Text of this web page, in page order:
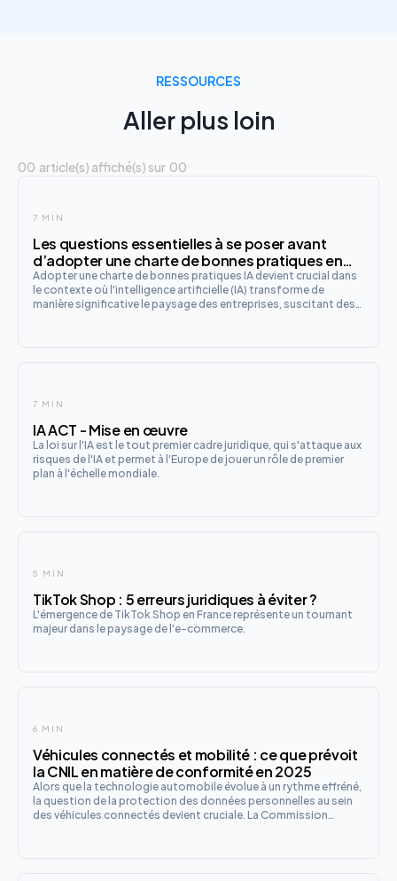
RESSOURCES
Aller plus loin
00 article(s) affiché(s) sur 00
7 MIN
Les questions essentielles à se poser avant
d’adopter une charte de bonnes pratiques en
intelligence artificielle en entreprise
Adopter une charte de bonnes pratiques IA devient crucial dans
le contexte où l'intelligence artificielle (IA) transforme de
manière significative le paysage des entreprises, suscitant des
7 MIN
IA ACT - Mise en œuvre
La loi sur l'IA est le tout premier cadre juridique, qui s'attaque aux
risques de l'IA et permet à l'Europe de jouer un rôle de premier
plan à l'échelle mondiale.
5 MIN
TikTok Shop : 5 erreurs juridiques à éviter ?
L'émergence de TikTok Shop en France représente un tournant
majeur dans le paysage de l'e-commerce.
6 MIN
Véhicules connectés et mobilité : ce que prévoit
la CNIL en matière de conformité en 2025
Alors que la technologie automobile évolue à un rythme effréné,
la question de la protection des données personnelles au sein
des véhicules connectés devient cruciale. La Commission